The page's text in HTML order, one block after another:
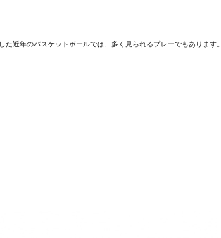
近年のバスケットボールでは、多く見られるプレーでもあります。